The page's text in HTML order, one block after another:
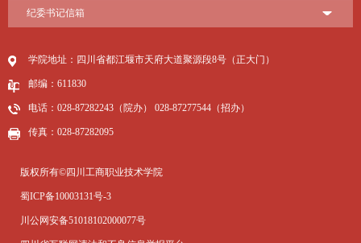
纪委书记信箱
学院地址：四川省都江堰市天府大道聚源段8号（正大门）
邮编：611830
电话：028-87282243（院办） 028-87277544（招办）
传真：028-87282095
版权所有©四川工商职业技术学院
蜀ICP备10003131号-3
川公网安备51018102000077号